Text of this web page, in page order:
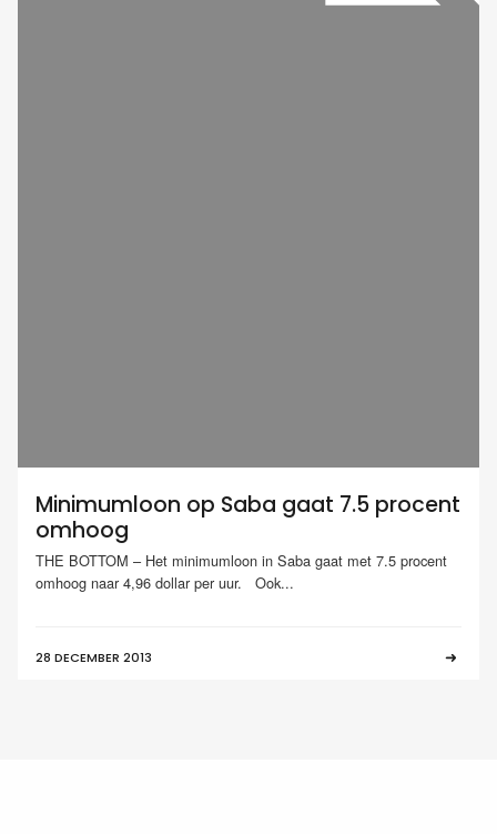
Minimumloon op Saba gaat 7.5 procent
omhoog
THE BOTTOM – Het minimumloon in Saba gaat met 7.5 procent
omhoog naar 4,96 dollar per uur. Ook...
28 DECEMBER 2013